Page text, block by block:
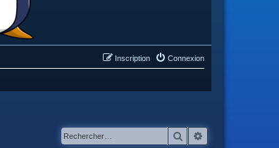
Connexion
Inscription
Rechercher